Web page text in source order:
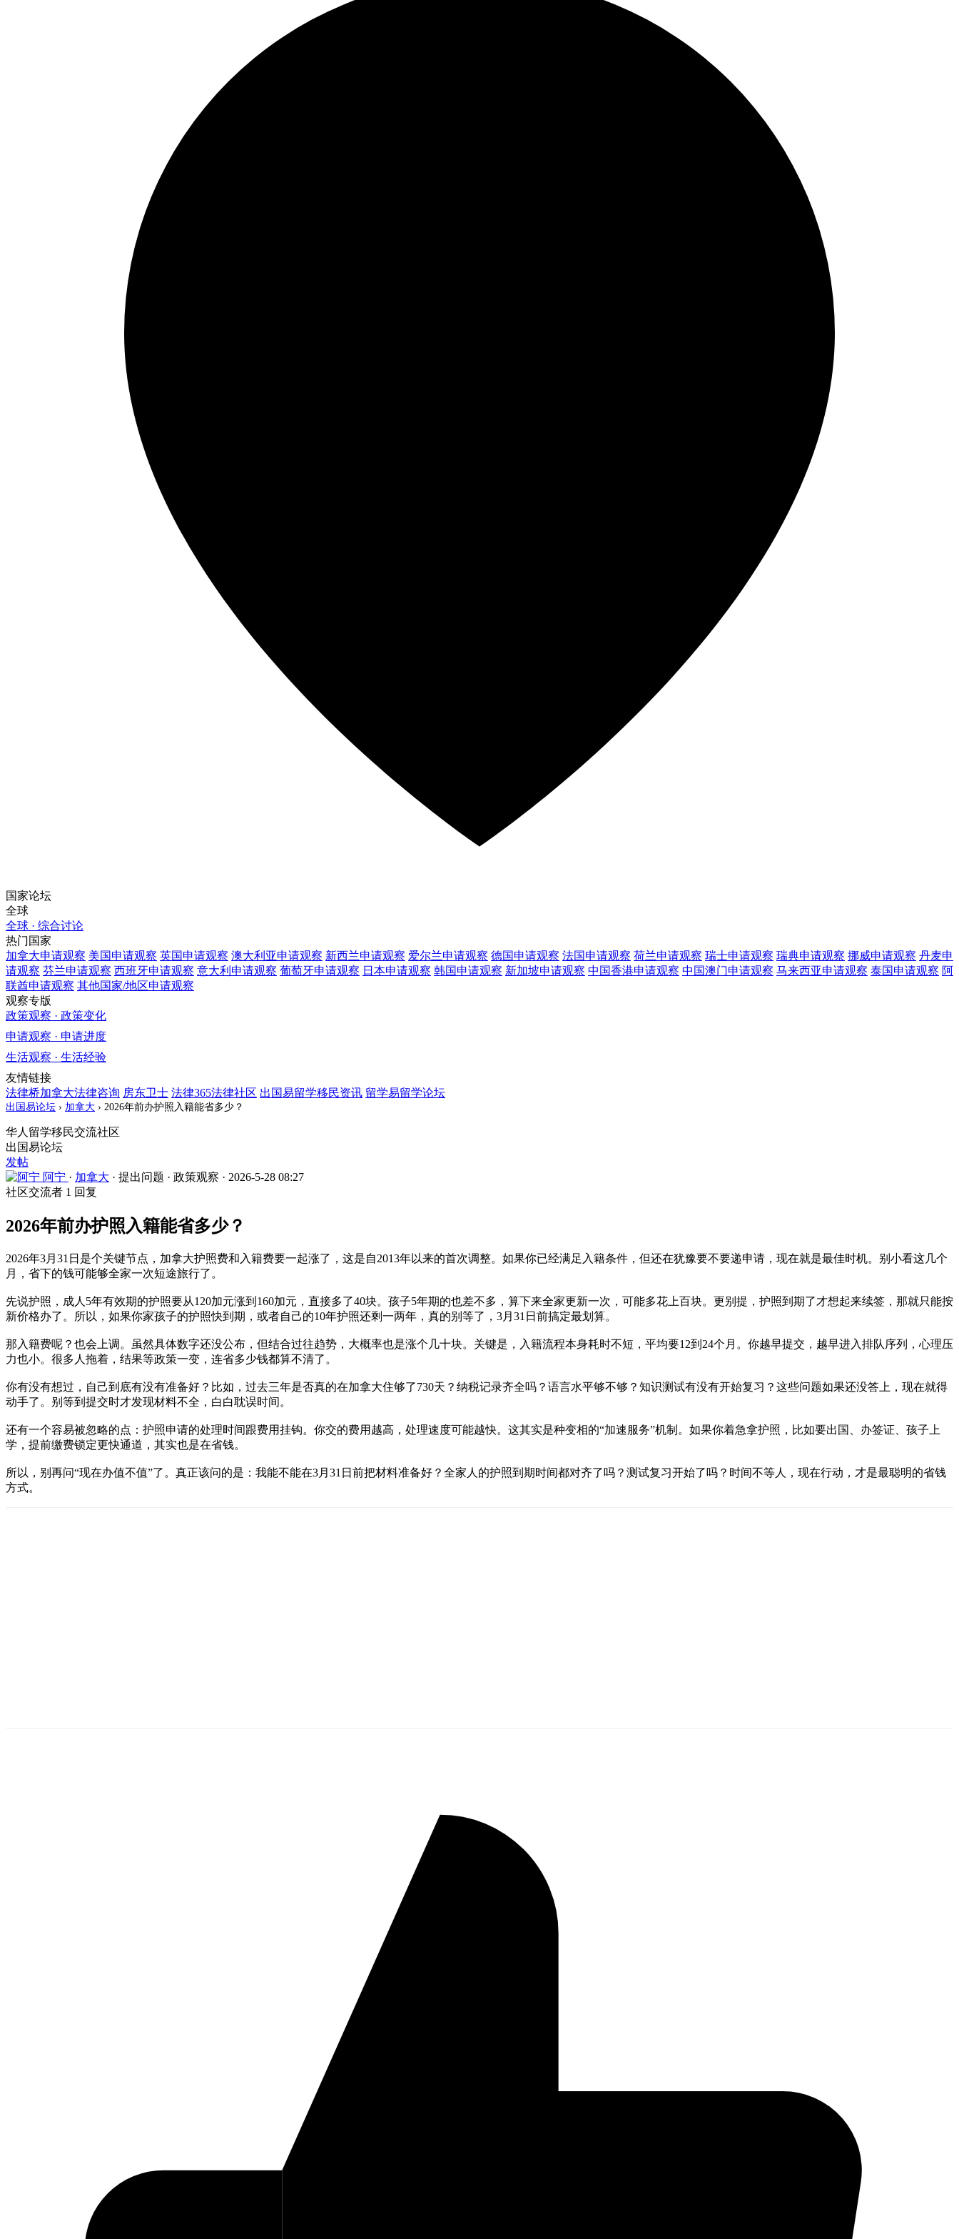
国家论坛
全球
全球 · 综合讨论
热门国家
加拿大申请观察 美国申请观察 英国申请观察 澳大利亚申请观察 新西兰申请观察 爱尔兰申请观察 德国申请观察 法国申请观察 荷兰申请观察 瑞士申请观察 瑞典申请观察 挪威申请观察 丹麦申
请观察 芬兰申请观察 西班牙申请观察 意大利 申请观察 葡萄牙申请观察 日本申请观察 韩国申请观察 新加坡申请观察 中国香港申请观察 中国澳门申请观察 马来西亚申请观察 泰国申请观察 阿
联酋申请观察 其他国家/地区申请观察
观察专版
政策观察 · 政策变化
申请观察 · 申请进度
生活观察 · 生活经验
友情链接
法律桥加拿大法律咨询 房东卫士 法律365法律社区 出国易留学移民资讯 留学易留学论坛
出国易论坛 › 加拿大 › 2026年前办护照入籍能省多少？
华人留学移民交流社区
出国易论坛
发帖
阿宁 · 加拿大 · 提出问题 · 政策观察 · 2026-5-28 08:27
社区交流者 1 回复
2026年前办护照入籍能省多少？
2026年3月31日是个关键节点，加拿大护照费和入籍费要一起涨了，这是自2013年以来的首次调整。如果你已经满足入籍条件，但还在犹豫要不要递申请，现在就是最佳时机。别小看这几个
月，省下的钱可能够全家一次短途旅行了。
先说护照，成人5年有效期的护照要从120加元涨到160加元，直接多了40块。孩子5年期的也差不多，算下来全家更新一次，可能多花上百块。更别提，护照到期了才想起来续签，那就只能按
新价格办了。所以，如果你家孩子的护照快到期，或者自己的10年护照还剩一两年，真的别等了，3月31日前搞定最划算。
那入籍费呢？也会上调。虽然具体数字还没公布，但结合过往趋势，大概率也是涨个几十块。关键是，入籍流程本身耗时不短，平均要12到24个月。你越早提交，越早进入排队序列，心理压
力也小。很多人拖着，结果等政策一变，连省多少钱都算不清了。
你有没有想过，自己到底有没有准备好？比如，过去三年是否真的在加拿大住够了730天？纳税记录齐全吗？语言水平够不够？知识测试有没有开始复习？这些问题如果还没答上，现在就得
动手了。别等到提交时才发现材料不全，白白耽误时间。
还有一个容易被忽略的点：护照申请的处理时间跟费用挂钩。你交的费用越高，处理速度可能越快。这其实是种变相的“加速服务”机制。如果你着急拿护照，比如要出国、办签证、孩子上
学，提前缴费锁定更快通道，其实也是在省钱。
所以，别再问“现在办值不值”了。真正该问的是：我能不能在3月31日前把材料准备好？全家人的护照到期时间都对齐了吗？测试复习开始了吗？时间不等人，现在行动，才是最聪明的省钱
方式。